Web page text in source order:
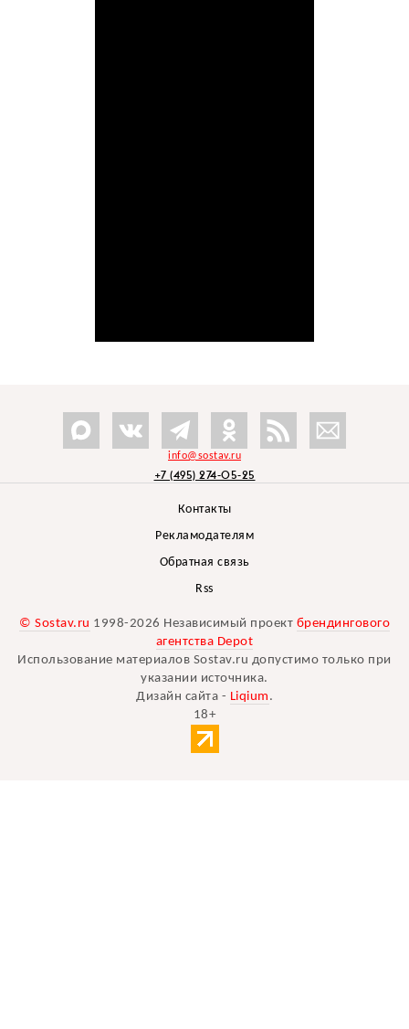
info@sostav.ru
+7 (495) 274-05-25
Контакты
Рекламодателям
Обратная связь
Rss
© Sostav.ru 1998-2026 Независимый проект брендингового
агентства Depot
Использование материалов Sostav.ru допустимо только при
указании источника.
Дизайн сайта - Liqium .
18+